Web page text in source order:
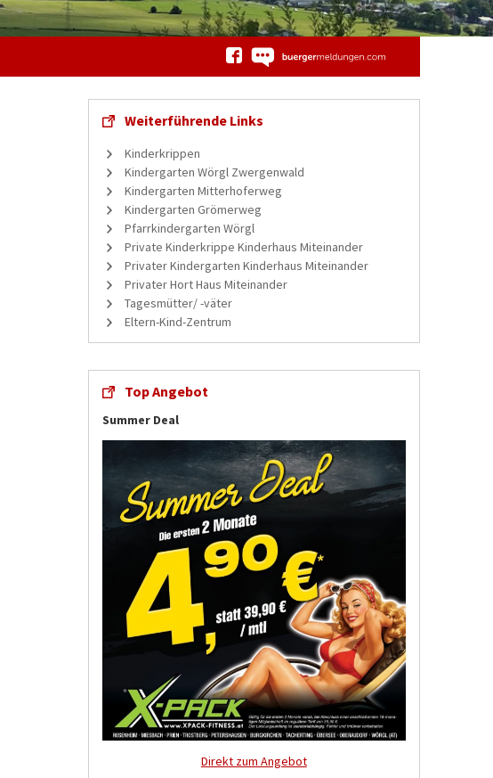
Weiterführende Links
Kinderkrippen
Kindergarten Wörgl Zwergenwald
Kindergarten Mitterhoferweg
Kindergarten Grömerweg
Pfarrkindergarten Wörgl
Private Kinderkrippe Kinderhaus Miteinander
Privater Kindergarten Kinderhaus Miteinander
Privater Hort Haus Miteinander
Tagesmütter/ -väter
Eltern-Kind-Zentrum
Top Angebot
Summer Deal
Direkt zum Angebot